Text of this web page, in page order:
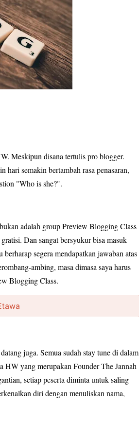
Meskipun disana tertulis pro blogger.
hari semakin bertambah rasa penasaran,
"Who is she?".
adalah group Preview Blogging Class
Dan sangat bersyukur bisa masuk
segera mendapatkan jawaban atas
ambing, masa dimasa saya harus
Blogging Class.
juga. Semua sudah stay tune di dalam
HW yang merupakan Founder The Jannah
setiap peserta diminta untuk saling
diri dengan menuliskan nama,